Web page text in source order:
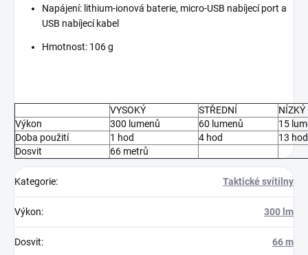
Napájení: lithium-ionová baterie, micro-USB nabíjecí port a
USB nabíjecí kabel
Hmotnost: 106 g
VYSOKÝ STŘEDNÍ
NÍZKÝ
Výkon
300 lumenů 60 lumenů
15
Doba použití
1 hod 4 hod
13 hod
Dosvit
66 metrů
Kategorie: Taktické svítilny
Výkon: 300 lm
Dosvit: 66 m